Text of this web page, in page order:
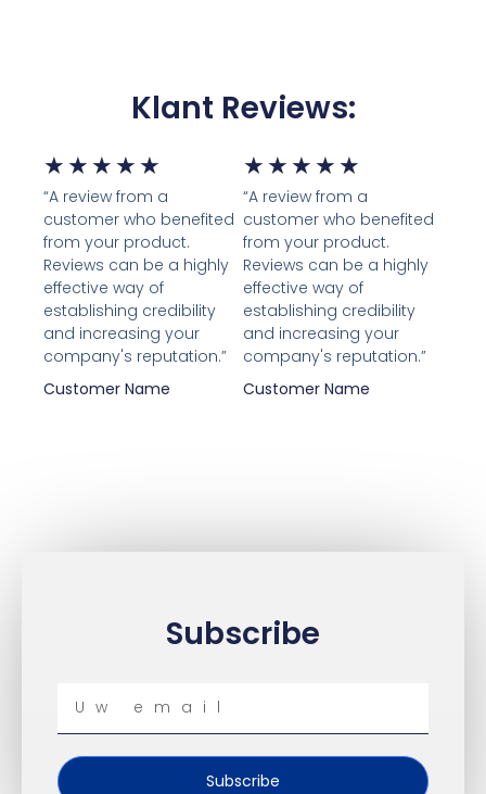
Klant Reviews:
★ ★ ★ ★ ★
“A review from a
customer who benefited
from your product.
Reviews can be a highly
effective way of
establishing credibility
and increasing your
company's reputation.”
Customer Name
★ ★ ★ ★ ★
“A review from a
customer who benefited
from your product.
Reviews can be a highly
effective way of
establishing credibility
and increasing your
company's reputation.”
Customer Name
Subscribe
Email
Subscribe